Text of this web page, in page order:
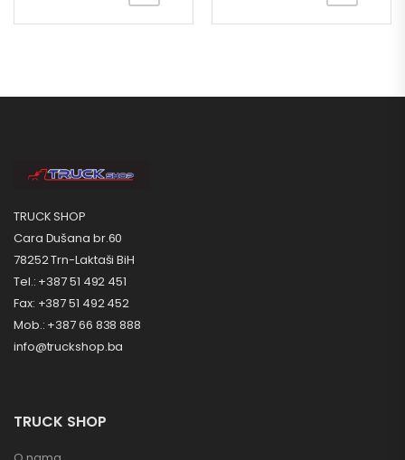
TRUCK SHOP
Cara Dušana br.60
78252 Trn-Laktaši BiH
Tel.: +387 51 492 451
Fax: +387 51 492 452
Mob.: +387 66 838 888
info@truckshop.ba
TRUCK SHOP